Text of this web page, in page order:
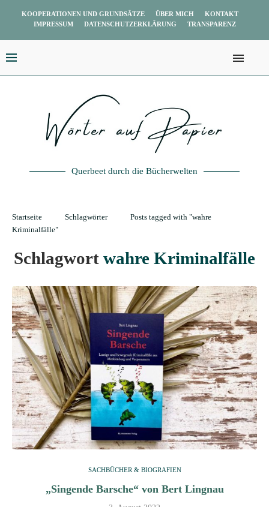
KOOPERATIONEN UND GRUNDSÄTZE ÜBER MICH
KONTAKT
IMPRESSUM
DATENSCHUTZERKLÄRUNG TRANSPARENZ
Querbeet durch die Bücherwelten
Startseite Schlagwörter
Posts tagged with "wahre
Kriminalfälle"
Schlagwort wahre Kriminalfälle
SACHBÜCHER & BIOGRAFIEN
„Singende Barsche“ von Bert Lingnau